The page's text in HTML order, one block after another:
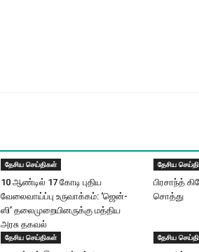
தேசிய செய்திகள்
10 ஆண்டில் 17 கோடி புதிய
வேலைவாய்ப்பு உருவாக்கம்: ‘ஜென்-
ஸி’ தலைமுறையினருக்கு மத்திய
அரசு தகவல்
தேசிய
பிரசாந்த்
சொத்து
தேசிய செய்திகள் தேசிய